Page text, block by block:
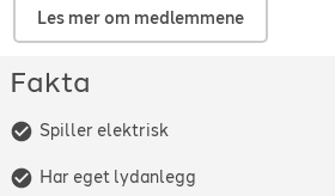
Les mer om medlemmene
Fakta
Spiller elektrisk
Har eget lydanlegg